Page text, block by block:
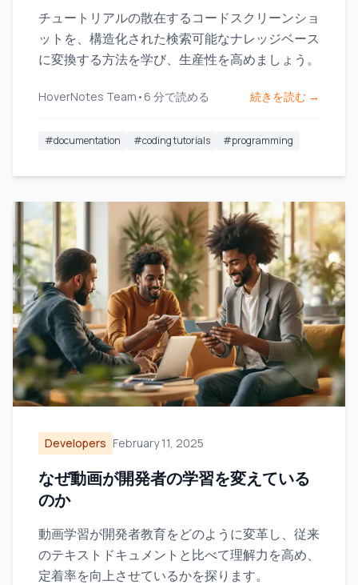
チュートリアルの散在するコードスクリーンショ
ットを、構造化された検索可能なナレッジベース
に変換する方法を学び、生産性を高めましょう。
HoverNotes Team • 6 分で読める 続きを読む →
#documentation #coding tutorials #programming
Developers February 11, 2025
なぜ動画が開発者の学習を変えている
のか
動画学習が開発者教育をどのように変革し、従来
のテキストドキュメントと比べて理解力を高め、
定着率を向上させているかを探ります。